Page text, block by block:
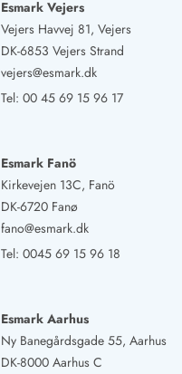
Esmark Vejers
Vejers Havvej 81, Vejers
DK-6853 Vejers Strand
vejers@esmark.dk
Tel: 00 45 69 15 96 17
Esmark Fanö
Kirkevejen 13C, Fanö
DK-6720 Fanø
fano@esmark.dk
Tel: 0045 69 15 96 18
Esmark Aarhus
Ny Banegårdsgade 55, Aarhus
DK-8000 Aarhus C